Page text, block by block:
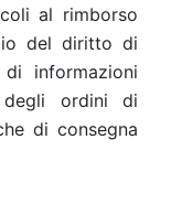
al rimborso
del diritto di
informazioni
ordini di
di consegna